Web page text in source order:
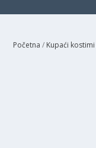
Početna / Kupaći kostimi